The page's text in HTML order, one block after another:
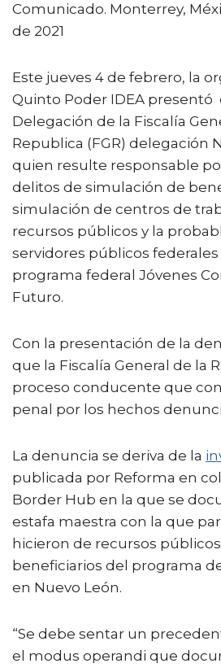
c
e
b
o
o
k
it
r
ai a
A
p
p
m
ar
ti
r
Comunicado. Monterrey,
de 2021
Este jueves 4 de febrero, la
Quinto Poder IDEA presentó
Delegación de la Fiscalía
Republica (FGR) delegación
quien resulte responsable
delitos de simulación de
simulación de centros de
recursos públicos y la
servidores públicos
programa federal Jóvenes
Futuro.
Con la presentación de la
que la Fiscalía General de la
proceso conducente que
penal por los hechos
La denuncia se deriva de la
publicada por Reforma en
Border Hub en la que se
estafa maestra con la que
hicieron de recursos
beneficiarios del programa
en Nuevo León.
“Se debe sentar un
el modus operandi que